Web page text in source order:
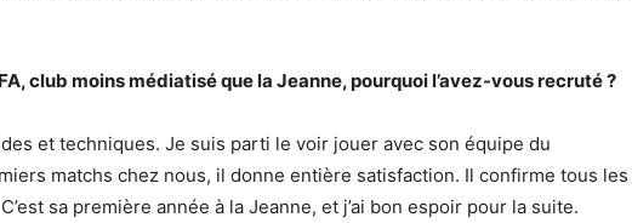
club moins médiatisé que la Jeanne, pourquoi l’avez-vous recruté ?
et techniques. Je suis parti le voir jouer avec son équipe du
matchs chez nous, il donne entière satisfaction. Il confirme tous les
sa première année à la Jeanne, et j’ai bon espoir pour la suite.